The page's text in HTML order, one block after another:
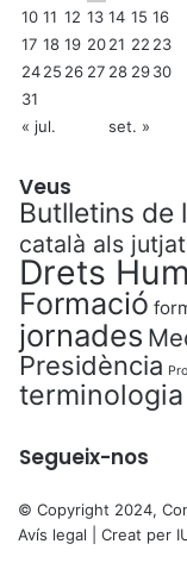
10 11 12 13 14 15 16
17 18 19 2021 22 23
2425 26 27 28 2930
31
« jul.
set. »
Veus
Butlletins de
català als
Drets
Formació
jornades
Presidència
Segueix-nos
© Copyright 2024,
Avís legal | Creat per